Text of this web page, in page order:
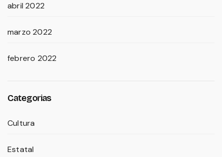
abril 2022
marzo 2022
febrero 2022
Categorias
Cultura
Estatal